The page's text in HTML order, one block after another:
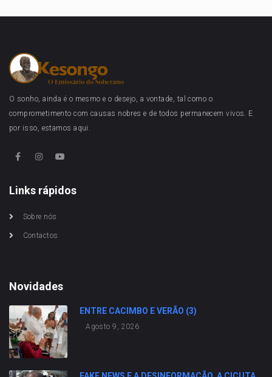
O sonho, ainda é o mesmo e o desejo, a vontade, tal como o
comprometimento com causas nobres e de todos permanecem vivos. E
por isso, estamos aqui.
Links rápidos
Sobre nós
Contactos
Novidades
ENTRE CACIMBO E VERÃO (3)
Agosto 9, 2026